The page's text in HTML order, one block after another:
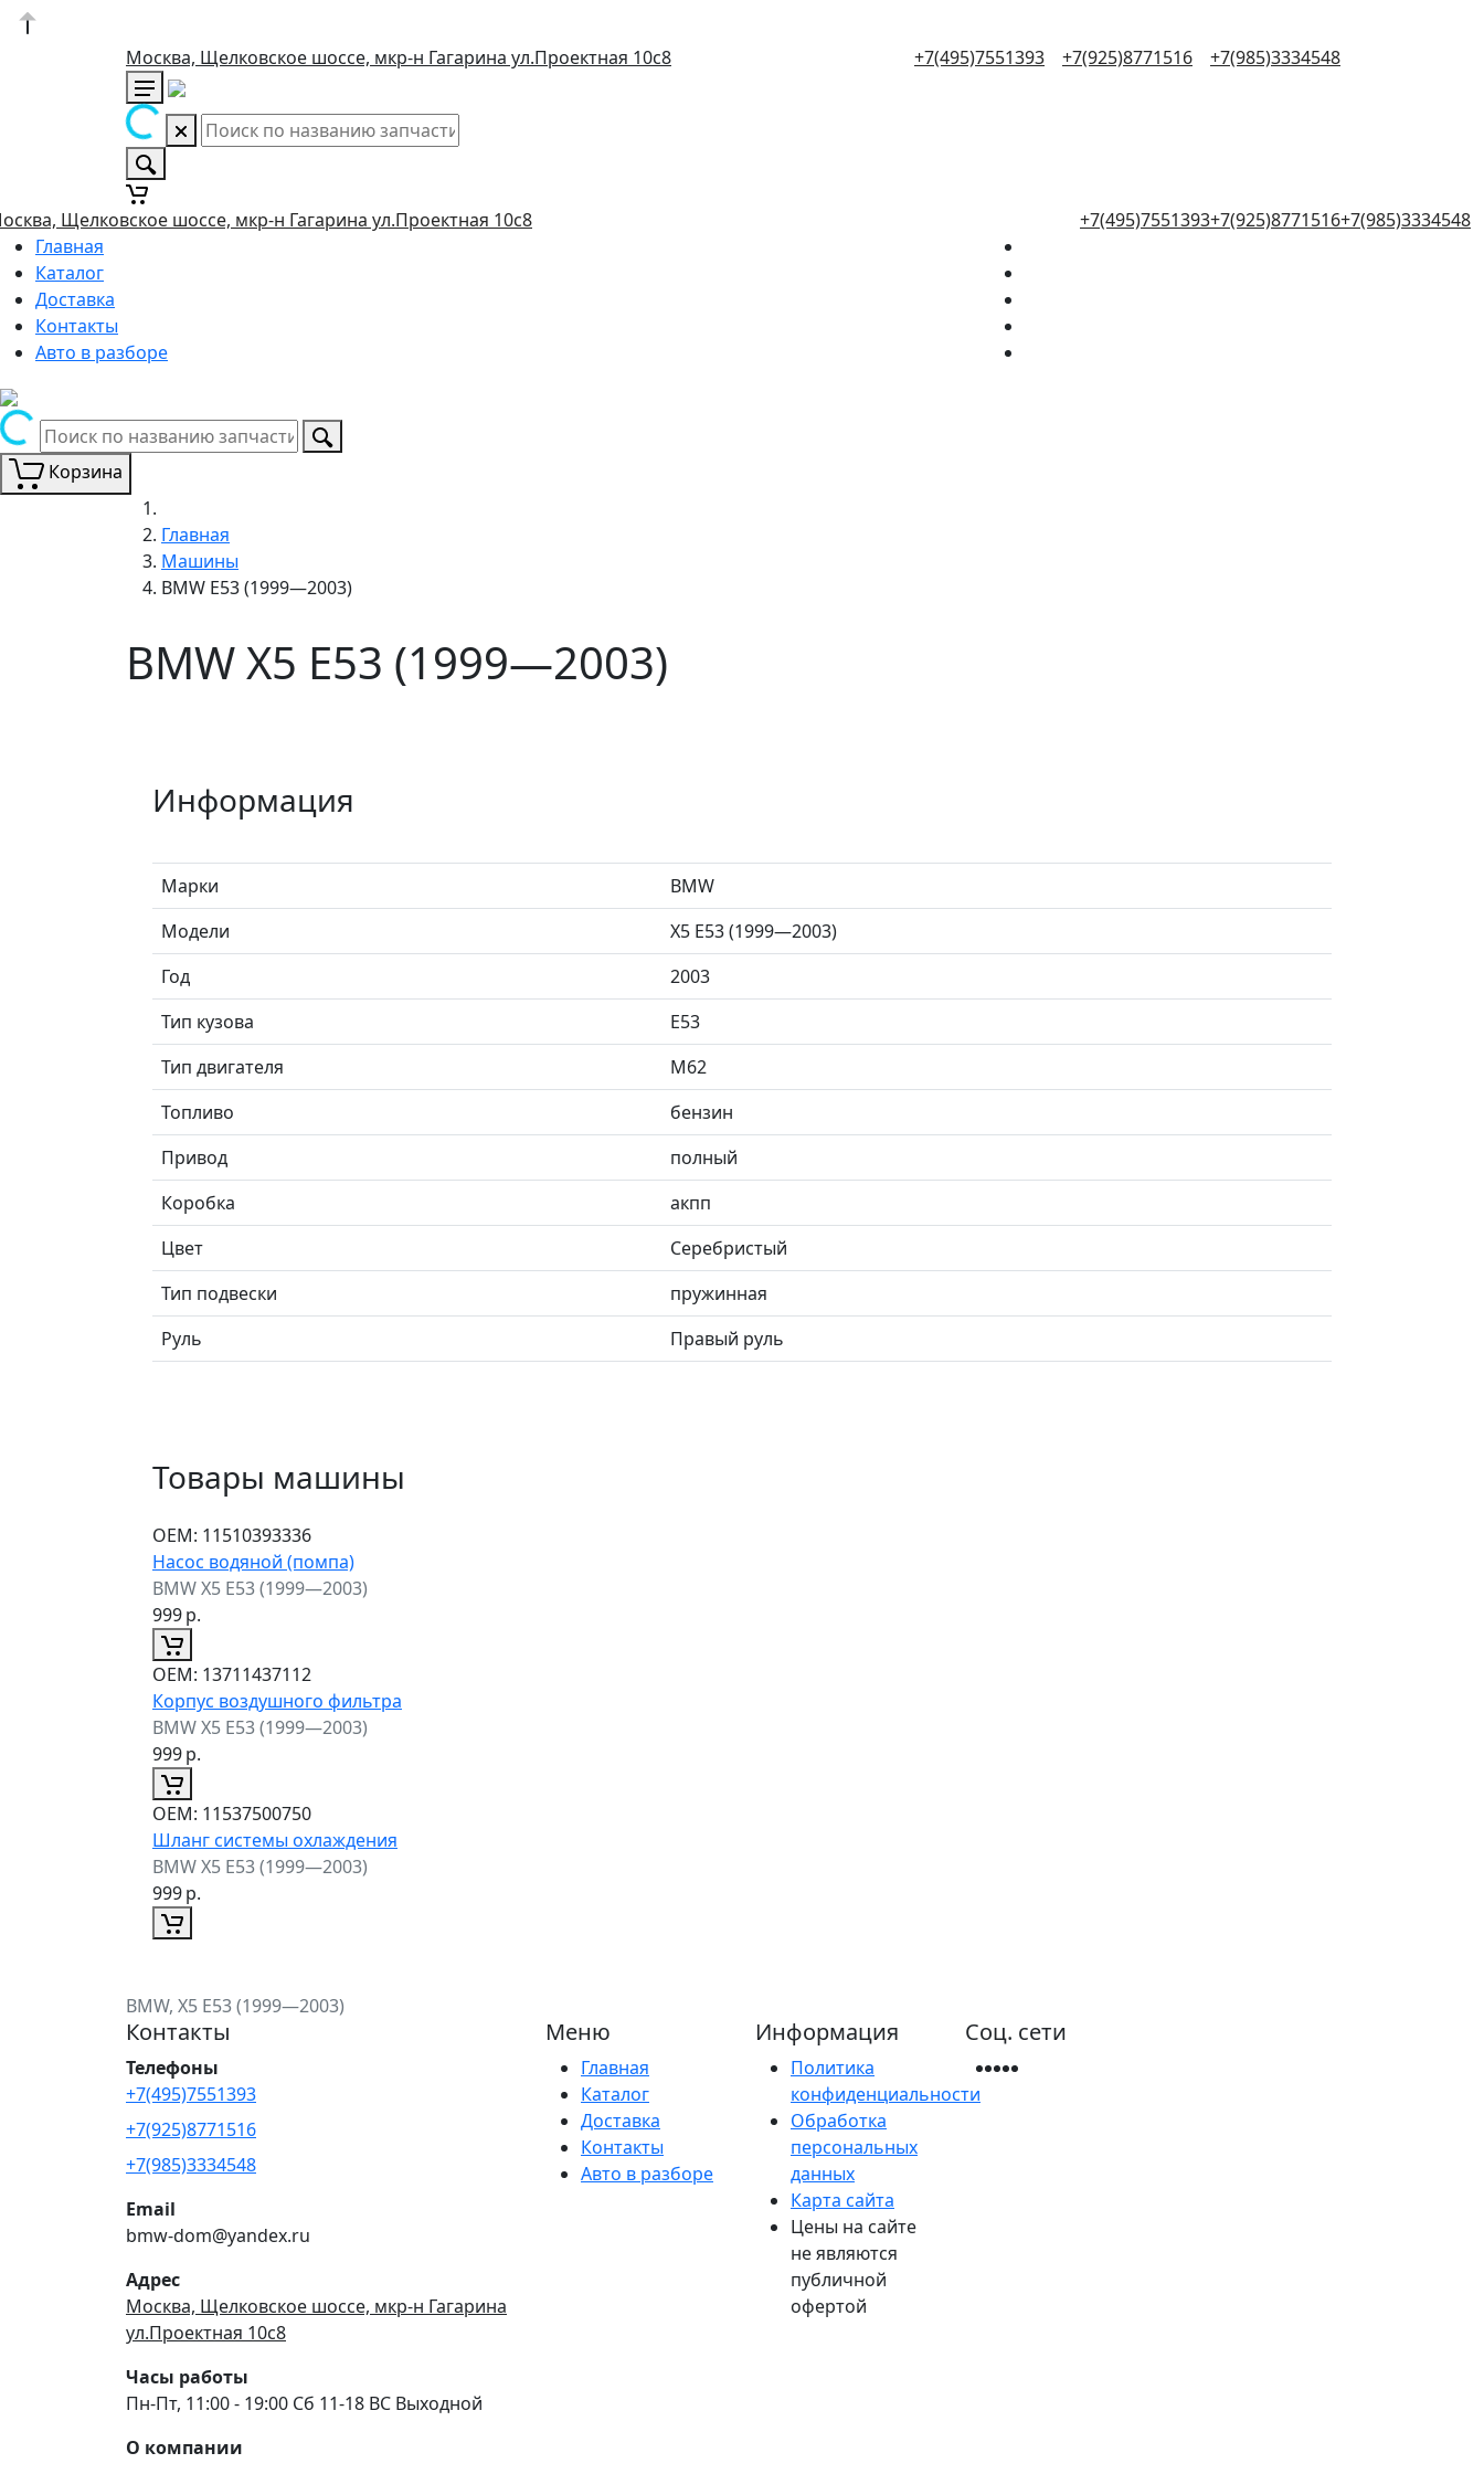
Москва, Щелковское шоссе, мкр-н Гагарина ул.Проектная 10с8 +7(495)7551393 +7(925)8771516 +7(985)3334548
Щелковское шоссе, мкр-н Гагарина ул.Проектная 10с8 +7(495)7551393+7(925)8771516+7(985)3334548
Главная
Каталог
Доставка
Контакты
Авто в разборе
Корзина
Главная
Машины
BMW E53 (1999—2003)
BMW X5 E53 (1999—2003)
Информация
Марки
BMW
Модели
X5 E53 (1999—2003)
Год
2003
Тип кузова
E53
Тип двигателя
M62
Топливо
бензин
Привод
полный
Коробка
акпп
Цвет
Cеребристый
Тип подвески
пружинная
Руль
Правый руль
Товары машины
ОЕМ: 11510393336
Насос водяной (помпа)
BMW X5 E53 (1999—2003)
999р.
ОЕМ: 13711437112
Корпус воздушного фильтра
BMW X5 E53 (1999—2003)
999р.
ОЕМ: 11537500750
Шланг системы охлаждения
BMW X5 E53 (1999—2003)
999р.
BMW, X5 E53 (1999—2003)
Контакты
Телефоны
+7(495)7551393
+7(925)8771516
+7(985)3334548
Email
bmw-dom@yandex.ru
Адрес
Москва, Щелковское шоссе, мкр-н Гагарина
ул.Проектная 10с8
Часы работы
Пн-Пт, 11:00 - 19:00 Сб 11-18 ВС Выходной
О компании
Меню
Главная
Каталог
Доставка
Контакты
Авто в разборе
Информация
Политика
конфиденциальности
Обработка
персональных
данных
Карта сайта
Цены на сайте
не являются
публичной
офертой
Соц. сети